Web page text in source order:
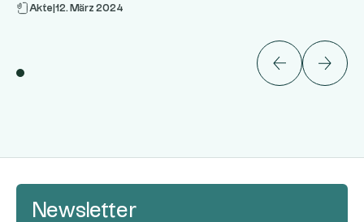
Akte 12. März 2024
Newsletter